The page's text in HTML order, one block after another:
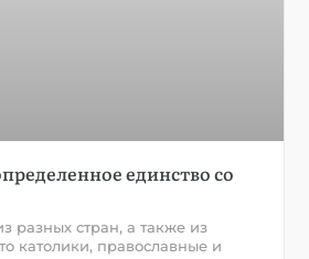
единство со
разных стран, а также из
католики, православные и